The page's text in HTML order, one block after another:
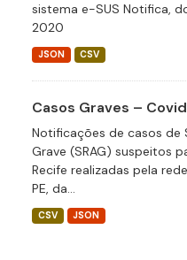
sistema e-SUS Notifica,
2020
JSON CSV
Casos Graves –
Notificações de casos de
Grave (SRAG) suspeitos
Recife realizadas pela
PE, da...
CSV JSON